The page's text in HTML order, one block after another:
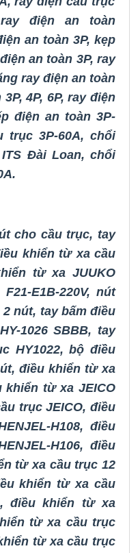
ray điện an toàn
an toàn 3P, kẹp
an toàn 3P,ray
ray điện an toàn
4P, 6P,ray điện
điện an toàn 3P-
trục 3P-60A,chổi
Đài Loan, chổi
.
cho cầu trục, tay
khiển từ xa cầu
từ xa JUUKO
E1B-220V, nút
2 nút, tay bấm điều
1026 SBBB, tay
HY1022,bộđiều
,điều khiển từ xa
khiển từ xa JEICO
trục JEICO, điều
H108, điều
H106, điều
từ xa cầu trục 12
khiển từ xa cầu
,điều khiển từ xa
từ xa cầu trục
từ xa cầu trục